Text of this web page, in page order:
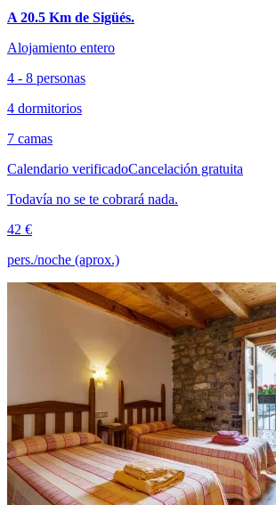
A 20.5 Km de Sigüés.
Alojamiento entero
4 - 8 personas
4 dormitorios
7 camas
Calendario verificadoCancelación gratuita
Todavía no se te cobrará nada.
42 €
pers./noche (aprox.)